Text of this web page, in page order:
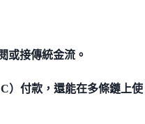
或接傳統金流。
）付款，還能在多條鏈上使